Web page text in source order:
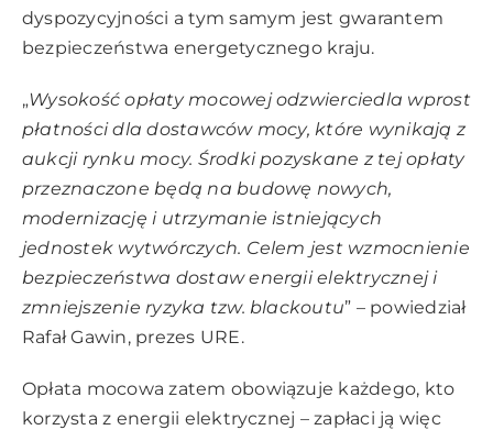
dyspozycyjności a tym samym jest gwarantem
bezpieczeństwa energetycznego kraju.
„Wysokość opłaty mocowej odzwierciedla wprost
płatności dla dostawców mocy, które wynikają z
aukcji rynku mocy. Środki pozyskane z tej opłaty
przeznaczone będą na budowę nowych,
modernizację i utrzymanie istniejących
jednostek wytwórczych. Celem jest wzmocnienie
bezpieczeństwa dostaw energii elektrycznej i
zmniejszenie ryzyka tzw. blackoutu” – powiedział
Rafał Gawin, prezes URE.
Opłata mocowa zatem obowiązuje każdego, kto
korzysta z energii elektrycznej – zapłaci ją więc